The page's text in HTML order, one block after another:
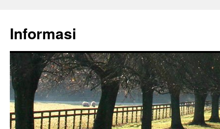
content
Informasi